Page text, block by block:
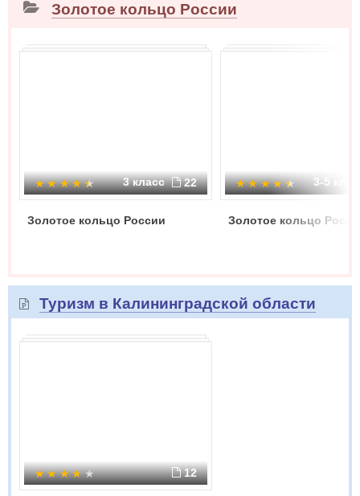
Золотое кольцо России
3 класс 22
Золотое кольцо России
3-5
Золотое кольцо
Туризм в Калининградской области
12